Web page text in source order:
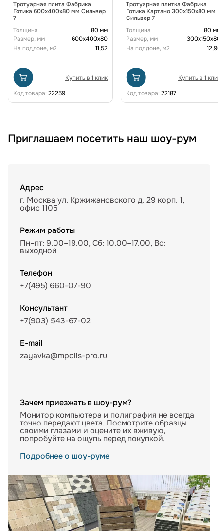
Тротуарная плита Фабрика
Готика 600х400х80 мм Сильвер
7
Толщина
80 мм
Размер, мм
600х400х80
На поддоне, м2
11,52
Купить в 1 клик
Код товара: 22259
Тротуарная плитка Фабрика
Готика Картано 300х150х80 мм
Сильвер 7
Толщина
80
Размер, мм
На поддоне, м2
Купить в 1
Код товара: 22187
Приглашаем посетить наш шоу-рум
Адрес
г. Москва ул. Кржижановского д. 29 корп. 1,
офис 1105
Режим работы
Пн–пт: 9.00–19.00, Сб: 10.00–17.00, Вс:
выходной
Телефон
+7(495) 660-07-90
Консультант
+7(903) 543-67-02
E-mail
zayavka@mpolis-pro.ru
Зачем приезжать в шоу-рум?
Монитор компьютера и полиграфия не всегда
точно передают цвета. Посмотрите образцы
своими глазами и оцените их вживую,
попробуйте на ощупь перед покупкой.
Подробнее о шоу-руме